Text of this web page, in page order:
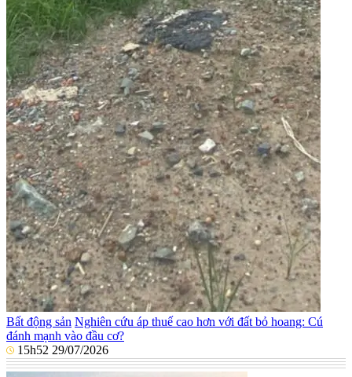
Bất động sản Nghiên cứu áp thuế cao hơn với đất bỏ hoang: Cú
đánh mạnh vào đầu cơ?
15h52 29/07/2026